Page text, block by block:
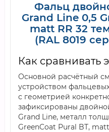
Фальц
Grand Line 0,5
matt RR 32
(RAL 8019
Как сравнивать
Основной расчётный
устройством
с геометрией
зафиксированы
Grand Line, металл
GreenCoat Pural BT,